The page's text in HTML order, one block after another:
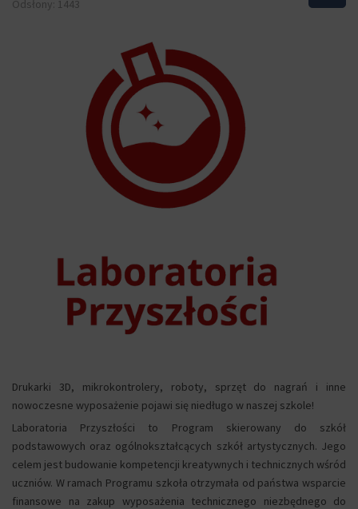
Odsłony: 1443
Drukarki 3D, mikrokontrolery, roboty, sprzęt do nagrań i inne
nowoczesne wyposażenie pojawi się niedługo w naszej szkole!
Laboratoria Przyszłości to Program skierowany do szkół
podstawowych oraz ogólnokształcących szkół artystycznych. Jego
celem jest budowanie kompetencji kreatywnych i technicznych wśród
uczniów. W ramach Programu szkoła otrzymała od państwa wsparcie
finansowe na zakup wyposażenia technicznego niezbędnego do